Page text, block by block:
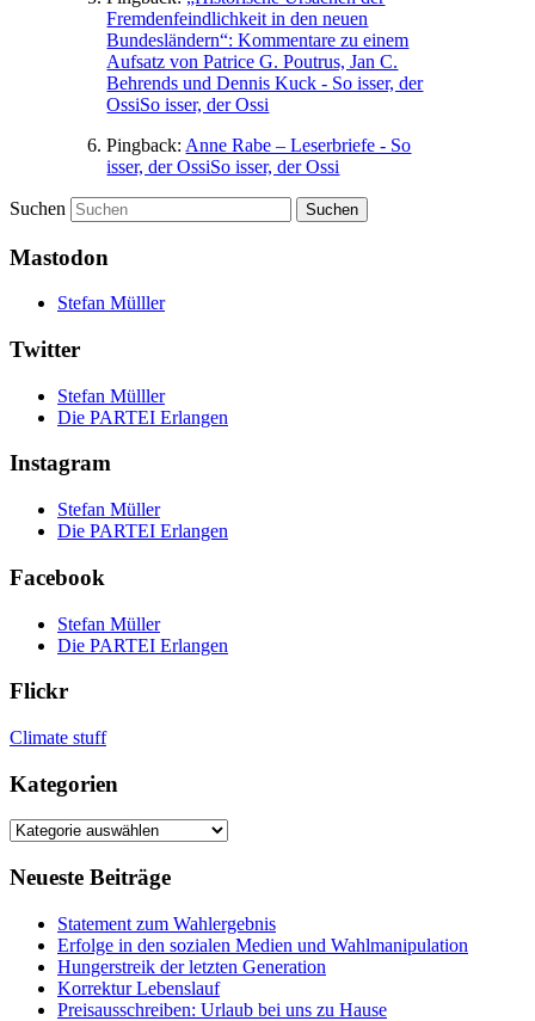
Fremdenfeindlichkeit in den neuen
Bundesländern“: Kommentare zu einem
Aufsatz von Patrice G. Poutrus, Jan C.
Behrends und Dennis Kuck - So isser, der
OssiSo isser, der Ossi
Pingback: Anne Rabe – Leserbriefe - So
isser, der OssiSo isser, der Ossi
Suchen
Mastodon
Stefan Mülller
Twitter
Stefan Mülller
Die PARTEI Erlangen
Instagram
Stefan Müller
Die PARTEI Erlangen
Facebook
Stefan Müller
Die PARTEI Erlangen
Flickr
Climate stuff
Kategorien
Kategorien
Neueste Beiträge
Statement zum Wahlergebnis
Erfolge in den sozialen Medien und Wahlmanipulation
Hungerstreik der letzten Generation
Korrektur Lebenslauf
Preisausschreiben: Urlaub bei uns zu Hause